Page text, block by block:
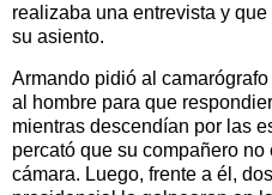
realizaba una entrevista y
su asiento.
Armando pidió al
al hombre para que
mientras descendían por las
percató que su compañero
cámara. Luego, frente a él,